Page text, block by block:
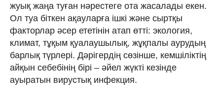
жуық жаңа туған нәрестеге ота жасалады екен.
Ол туа біткен ақауларға ішкі және сыртқы
факторлар әсер ететінін атап өтті: экология,
климат, тұқым қуалаушылық, жұқпалы аурудың
барлық түрлері. Дәрігердің сөзінше, кемшіліктің
айқын себебінің бірі – әйел жүкті кезінде
ауыратын вирустық инфекция.